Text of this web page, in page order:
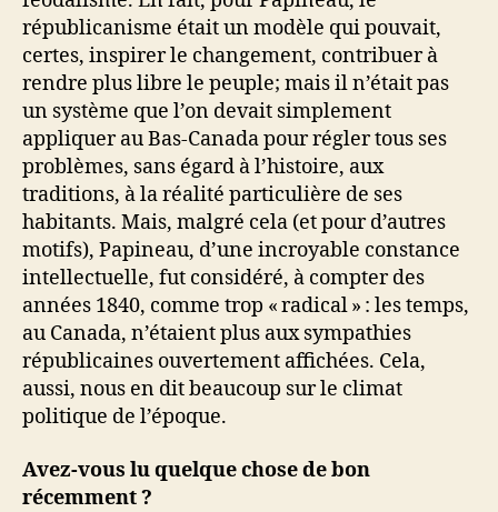
républicanisme était un modèle qui pouvait,
certes, inspirer le changement, contribuer à
rendre plus libre le peuple; mais il n’était pas
un système que l’on devait simplement
appliquer au Bas-Canada pour régler tous ses
problèmes, sans égard à l’histoire, aux
traditions, à la réalité particulière de ses
habitants. Mais, malgré cela (et pour d’autres
motifs), Papineau, d’une incroyable constance
intellectuelle, fut considéré, à compter des
années 1840, comme trop « radical » : les temps,
au Canada, n’étaient plus aux sympathies
républicaines ouvertement affichées. Cela,
aussi, nous en dit beaucoup sur le climat
politique de l’époque.
Avez-vous lu quelque chose de bon
récemment ?